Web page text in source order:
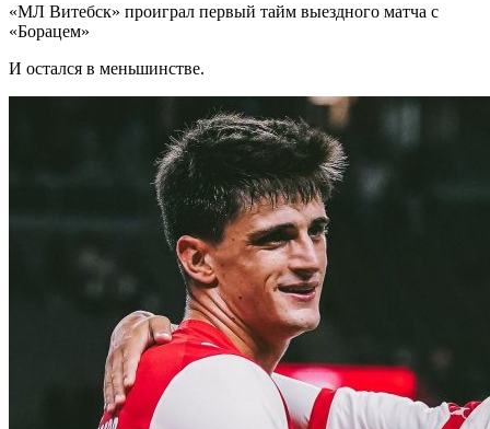
«МЛ Витебск» проиграл первый тайм выездного матча с
«Борацем»
И остался в меньшинстве.